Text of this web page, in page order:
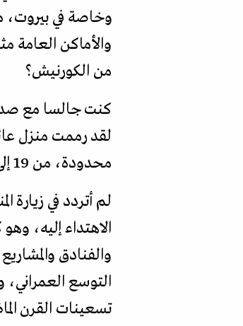
وخاصة في بيروت،
والأماكن العامة
من الكورنيش؟
كنت جالسا مع
لقد رممت منزل
محدودة، من 19 إلى 31 مايو/ أيار.
لم أتردد في زيارة
التوسع العمراني،
تسعينات القرن